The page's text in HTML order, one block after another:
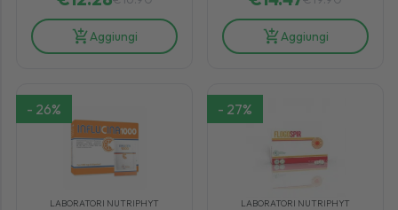
Aggiungi Aggiungi
- 26%
LABORATORI NUTRIPHYT
- 27%
LABORATORI NUTRIPHYT